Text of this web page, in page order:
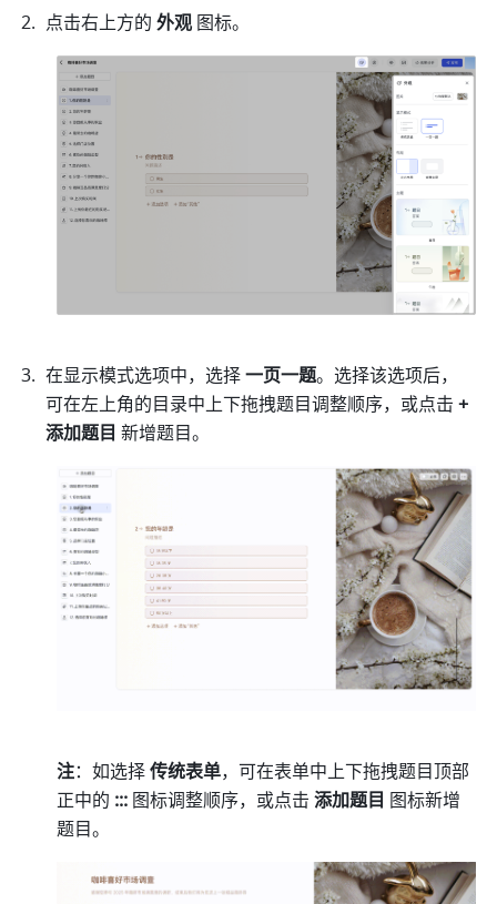
点击右上方的 外观 图标。
在显示模式选项中，选择 一页一题。选择该选项后，
可在左上角的目录中上下拖拽题目调整顺序，或点击 +
添加题目 新增题目。
注：如选择 传统表单，可在表单中上下拖拽题目顶部
正中的 ::: 图标调整顺序，或点击 添加题目 图标新增
题目。